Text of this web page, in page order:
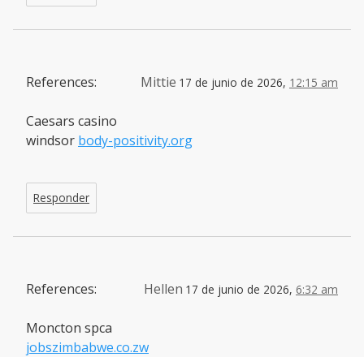
Mittie 17 de junio de 2026, 12:15 am
References:
Caesars casino
windsor body-positivity.org
Responder
Hellen 17 de junio de 2026, 6:32 am
References:
Moncton spca
jobszimbabwe.co.zw